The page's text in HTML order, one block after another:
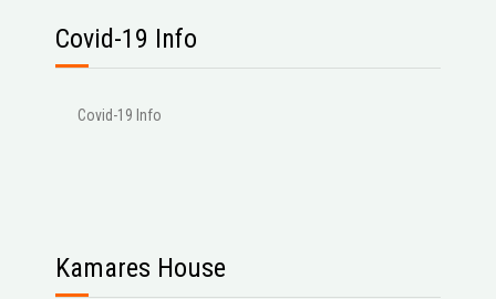
Covid-19 Info
Covid-19 Info
Kamares House